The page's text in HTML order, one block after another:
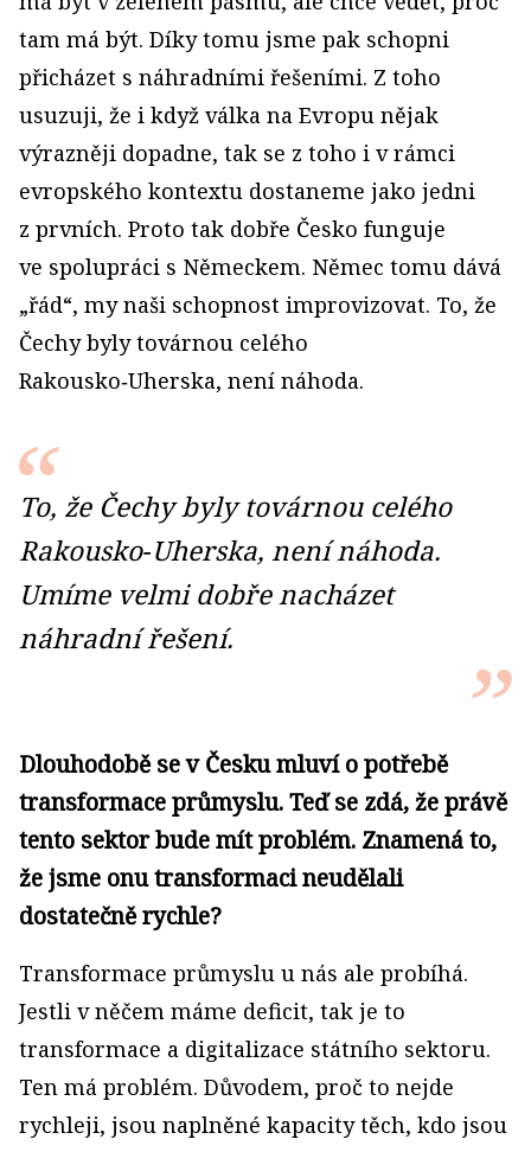
tam má být. Díky tomu jsme pak schopni
přicházet s náhradními řešeními. Z toho
usuzuji, že i když válka na Evropu nějak
výrazněji dopadne, tak se z toho i v rámci
evropského kontextu dostaneme jako jedni
z prvních. Proto tak dobře Česko funguje
ve spolupráci s Německem. Němec tomu dává
„řád“, my naši schopnost improvizovat. To, že
Čechy byly továrnou celého
Rakousko‑Uherska, není náhoda.
To, že Čechy byly továrnou celého
Rakousko‑Uherska, není náhoda.
Umíme velmi dobře nacházet
náhradní řešení.
Dlouhodobě se v Česku mluví o potřebě
transformace průmyslu. Teď se zdá, že právě
tento sektor bude mít problém. Znamená to,
že jsme onu transformaci neudělali
dostatečně rychle?
Transformace průmyslu u nás ale probíhá.
Jestli v něčem máme deficit, tak je to
transformace a digitalizace státního sektoru.
Ten má problém. Důvodem, proč to nejde
rychleji, jsou naplněné kapacity těch, kdo jsou